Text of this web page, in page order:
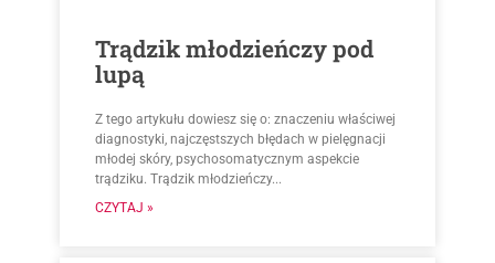
Trądzik młodzieńczy pod
lupą
Z tego artykułu dowiesz się o: znaczeniu właściwej
diagnostyki, najczęstszych błędach w pielęgnacji
młodej skóry, psychosomatycznym aspekcie
trądziku. Trądzik młodzieńczy...
CZYTAJ »